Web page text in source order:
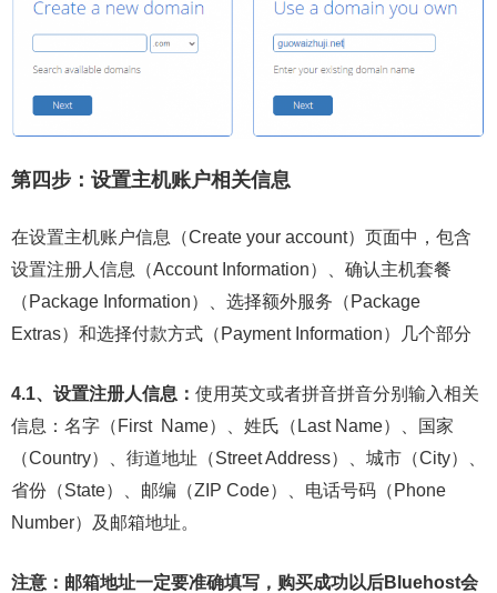
第四步：设置主机账户相关信息
在设置主机账户信息（Create your account）页面中，包含
设置注册人信息（Account Information）、确认主机套餐
（Package Information）、选择额外服务（Package
Extras）和选择付款方式（Payment Information）几个部分
4.1、设置注册人信息： 使用英文或者拼音拼音分别输入相关
信息：名字（First Name）、姓氏（Last Name）、国家
（Country）、街道地址（Street Address）、城市（City）、
省份（State）、邮编（ZIP Code）、电话号码（Phone
Number）及邮箱地址。
注意：邮箱地址一定要准确填写，购买成功以后Bluehost会